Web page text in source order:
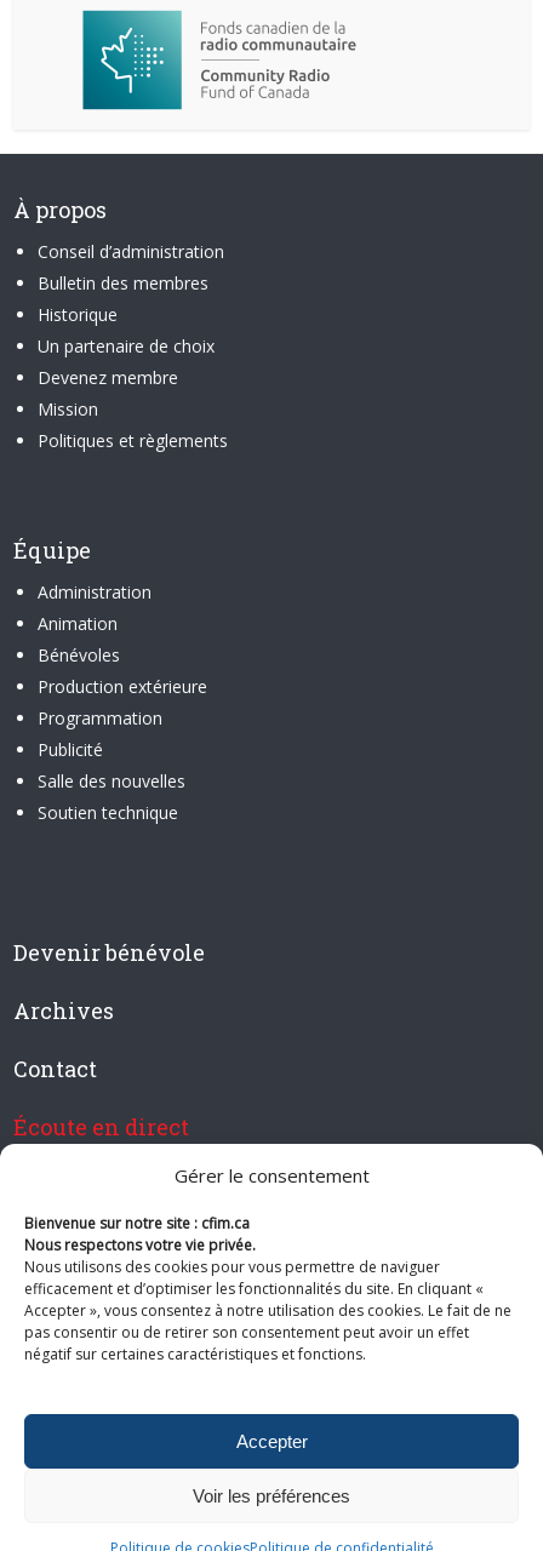
Gérer le consentement
Bienvenue sur notre site : cfim.ca
Nous respectons votre vie privée.
Nous utilisons des cookies pour vous permettre de naviguer
efficacement et d’optimiser les fonctionnalités du site. En cliquant «
Accepter », vous consentez à notre utilisation des cookies. Le fait de ne
pas consentir ou de retirer son consentement peut avoir un effet
négatif sur certaines caractéristiques et fonctions.
Accepter
Voir les préférences
À propos
Conseil d’administration
Bulletin des membres
Historique
Un partenaire de choix
Devenez membre
Mission
Politiques et règlements
Équipe
Administration
Animation
Bénévoles
Production extérieure
Programmation
Publicité
Salle des nouvelles
Soutien technique
Devenir bénévole
Archives
Contact
Écoute en direct
Devenir membre de CFIM
Suivez-nous